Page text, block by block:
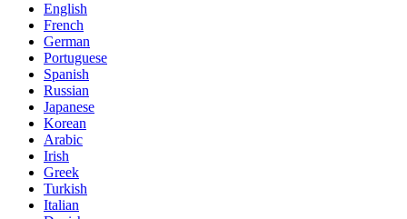
English
French
German
Portuguese
Spanish
Russian
Japanese
Korean
Arabic
Irish
Greek
Turkish
Italian